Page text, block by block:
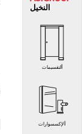
النخيل
التقسيمات
الإكسسوارات